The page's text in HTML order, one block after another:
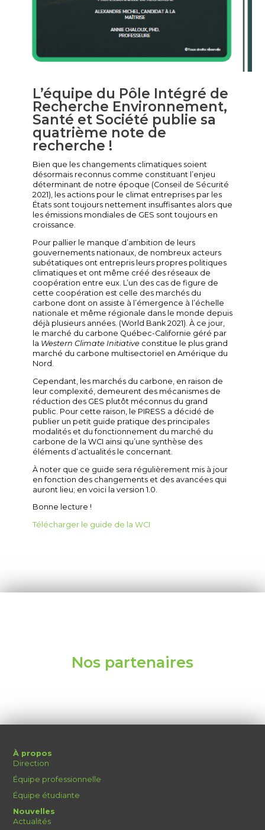
L’équipe du Pôle Intégré de
Recherche Environnement,
Santé et Société publie sa
quatrième note de
recherche !
Bien que les changements climatiques soient
désormais reconnus comme constituant l’enjeu
déterminant de notre époque (Conseil de Sécurité
2021), les actions pour le climat entreprises par les
États sont toujours nettement insuffisantes alors que
les émissions mondiales de GES sont toujours en
croissance.
Pour pallier le manque d’ambition de leurs
gouvernements nationaux, de nombreux acteurs
subétatiques ont entrepris leurs propres politiques
climatiques et ont même créé des réseaux de
coopération entre eux. L’un des cas de figure de
cette coopération est celle des marchés du
carbone dont on assiste à l’émergence à l’échelle
nationale et même régionale dans le monde depuis
déjà plusieurs années. (World Bank 2021). À ce jour,
le marché du carbone Québec-Californie géré par
la Western Climate Initiativeconstitue le plus grand
marché du carbone multisectoriel en Amérique du
Nord.
Cependant, les marchés du carbone, en raison de
leur complexité, demeurent des mécanismes de
réduction des GES plutôt méconnus du grand
public. Pour cette raison, le PIRESS a décidé de
publier un petit guide pratique des principales
modalités et du fonctionnement du marché du
carbone de la WCI ainsi qu’une synthèse des
éléments d’actualités le concernant.
À noter que ce guide sera régulièrement mis à jour
en fonction des changements et des avancées qui
auront lieu; en voici la version 1.0.
Bonne lecture !
Télécharger le guide de la WCI
Nos partenaires
À propos
Direction
Équipe professionnelle
Équipe étudiante
Nouvelles
Actualités